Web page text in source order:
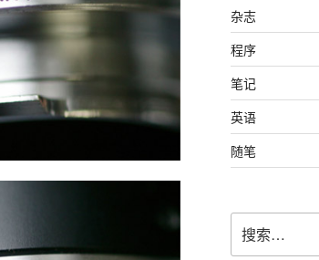
杂志
程序
笔记
英语
随笔
索：